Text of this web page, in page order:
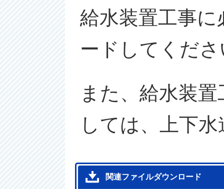
給水装置工事
ードしてくだ
また、給水装
しては、上下
関連ファイルダウンロード